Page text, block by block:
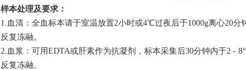
样本处理及要求：
1.血清：全血标本请于室温放置2小时或4℃过夜后于1000g离心20
反复冻融。
2.血浆：可用EDTA或肝素作为抗凝剂，标本采集后30分钟内于2 -
反复冻融。